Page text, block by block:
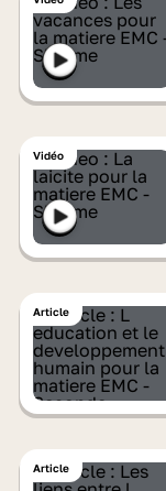
Vidéo
Article
Article